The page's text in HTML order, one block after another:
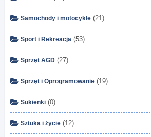
Samochody i motocykle (21)
Sport i Rekreacja (53)
Sprzęt AGD (27)
Sprzęt i Oprogramowanie (19)
Sukienki (0)
Sztuka i życie (12)